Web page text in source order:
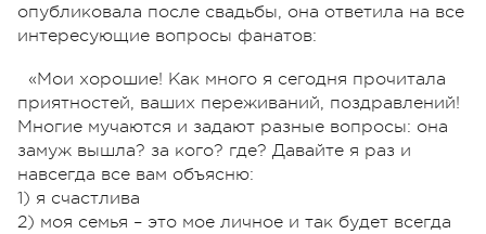
опубликовала после свадьбы, она ответила на все
интересующие вопросы фанатов:
«Мои хорошие! Как много я сегодня прочитала
приятностей, ваших переживаний, поздравлений!
Многие мучаются и задают разные вопросы: она
замуж вышла? за кого? где? Давайте я раз и
навсегда все вам объясню:
1) я счастлива
2) моя семья – это мое личное и так будет всегда